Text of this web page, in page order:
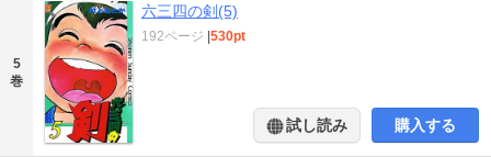
5
巻
六三四の剣(5)
192ページ |530pt
試し読み 購入する